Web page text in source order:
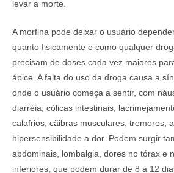
levar a morte.
A morfina pode deixar o usuário
quanto fisicamente e como qualquer
precisam de doses cada vez maiores
ápice. A falta do uso da droga causa a
onde o usuário começa a sentir, com
diarréia, cólicas intestinais,
calafrios, cãibras musculares, tremores,
hipersensibilidade a dor. Podem surgir
abdominais, lombalgia, dores no tórax e
inferiores, que podem durar de 8 a 12